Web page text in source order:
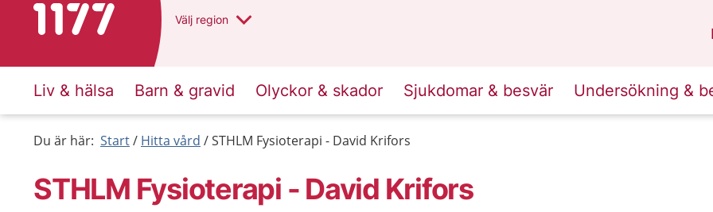
Till startsidan för 1177 Välj region
Liv & hälsa Barn & gravid Olyckor & skador Sjukdomar & besvär Undersökning &
Du är här: Start Hitta vård STHLM Fysioterapi - David Krifors
STHLM Fysioterapi - David Krifors